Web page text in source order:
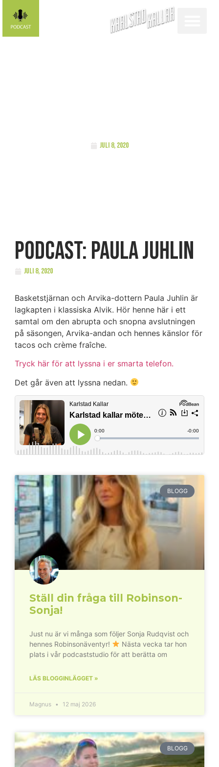
juli 8, 2020
Podcast: Paula Juhlin
juli 8, 2020
Basketstjärnan och Arvika-dottern Paula Juhlin är
lagkapten i klassiska Alvik. Hör henne här i ett
samtal om den abrupta och snopna avslutningen
på säsongen, Arvika-andan och hennes känslor för
tacos och crème fraîche.
Tryck här för att lyssna i er smarta telefon.
Det går även att lyssna nedan.
BLOGG
Ställ din fråga till Robinson-
Sonja!
Just nu är vi många som följer Sonja Rudqvist och
hennes Robinsonäventyr!
Nästa vecka tar hon
plats i vår podcaststudio för att berätta om
LÄS BLOGGINLÄGGET »
Magnus 12 maj 2026
BLOGG